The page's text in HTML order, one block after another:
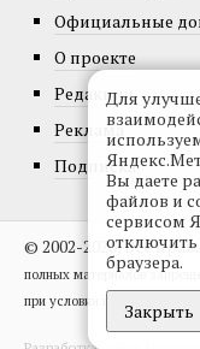
Официальные
О проекте
Редакция
Реклама
Подписка
© 2002-2026, Все
полных материалов
при условии гиперссылки
Для
Вы даете
файлов и
сервисом
отключить
браузера.
Закрыть